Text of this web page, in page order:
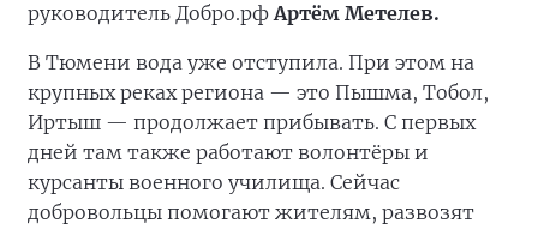
руководитель Добро.рфАртём Метелев.
В Тюмени вода уже отступила. При этом на
крупных реках региона — это Пышма, Тобол,
Иртыш — продолжает прибывать. С первых
дней там также работают волонтёры и
курсанты военного училища. Сейчас
добровольцы помогают жителям, развозят